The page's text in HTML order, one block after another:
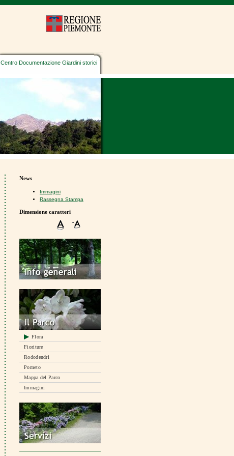
Centro Documentazione Giardini storici
News
Immagini
Rassegna Stampa
Dimensione caratteri
Flora
Fioriture
Rododendri
Pometo
Mappa del Parco
Immagini